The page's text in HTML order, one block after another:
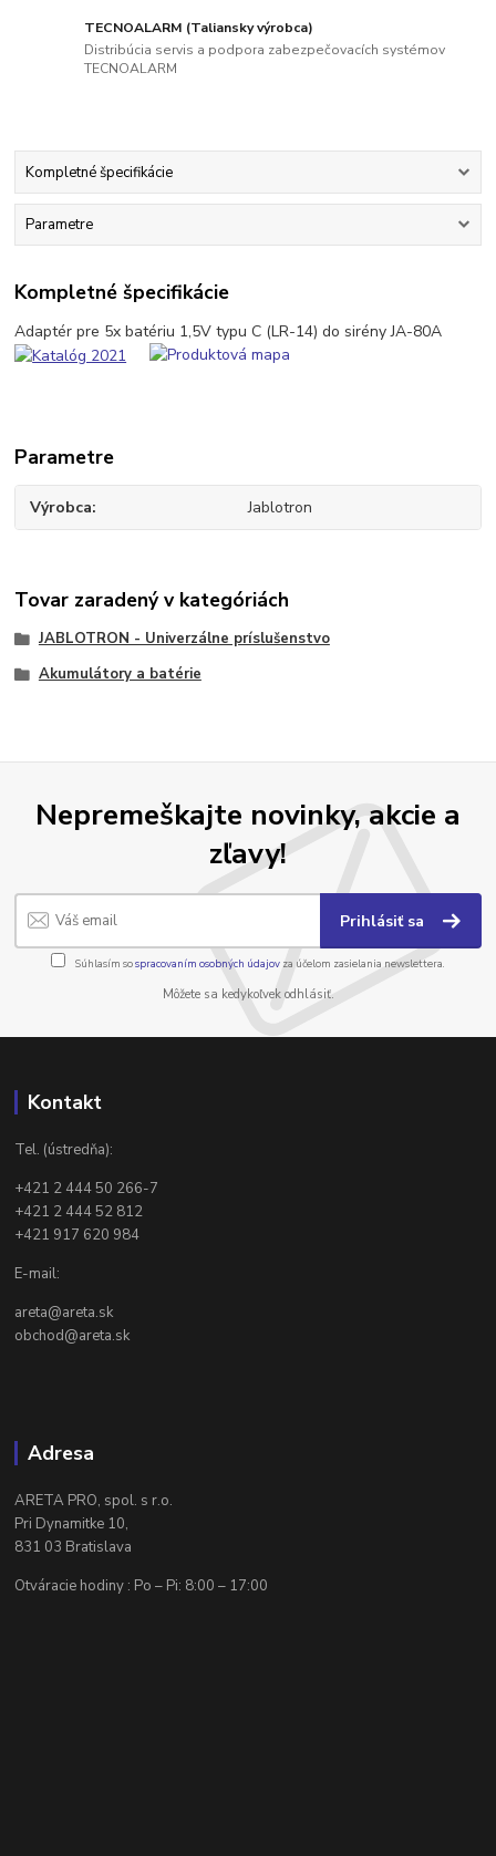
TECNOALARM (Taliansky výrobca)
Distribúcia servis a podpora zabezpečovacích systémov
TECNOALARM
Kompletné špecifikácie
Parametre
Kompletné špecifikácie
Adaptér pre 5x batériu 1,5V typu C (LR-14) do sirény JA-80A
Parametre
Výrobca Jablotron
Tovar zaradený v kategóriách
JABLOTRON - Univerzálne príslušenstvo
Akumulátory a batérie
Nepremeškajte novinky, akcie a
zľavy!
Prihlásiť sa
Súhlasím sospracovaním osobných údajov za účelom zasielania newslettera.
Môžete sa kedykoľvek odhlásiť.
Kontakt
Tel. (ústredňa):
+421 2 444 50 266-7
+421 2 444 52 812
+421 917 620 984
E-mail:
areta@areta.sk
obchod@areta.sk
Adresa
ARETA PRO, spol. s r.o.
Pri Dynamitke 10,
831 03 Bratislava
Otváracie hodiny : Po – Pi: 8:00 – 17:00